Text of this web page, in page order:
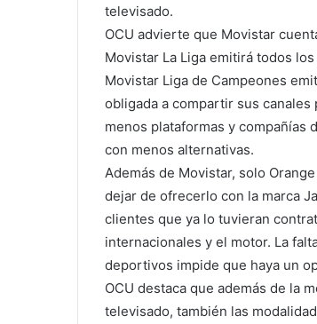
televisado.
OCU advierte que Movistar
Movistar La Liga emitirá todos
Movistar Liga de Campeones
obligada a compartir sus
menos plataformas y compañías
con menos alternativas.
Además de Movistar, solo
dejar de ofrecerlo con la marca
clientes que ya lo tuvieran
internacionales y el motor. La
deportivos impide que haya un
OCU destaca que además de la
televisado, también las